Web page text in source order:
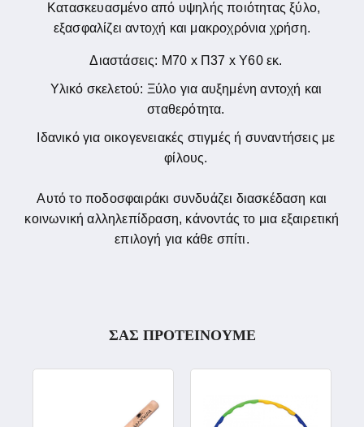
Κατασκευασμένο από υψηλής ποιότητας ξύλο,
εξασφαλίζει αντοχή και μακροχρόνια χρήση.
Διαστάσεις: Μ70 x Π37 x Υ60 εκ.
Υλικό σκελετού: Ξύλο για αυξημένη αντοχή και
σταθερότητα.
Ιδανικό για οικογενειακές στιγμές ή συναντήσεις με
φίλους.
Αυτό το ποδοσφαιράκι συνδυάζει διασκέδαση και
κοινωνική αλληλεπίδραση, κάνοντάς το μια εξαιρετική
επιλογή για κάθε σπίτι.
ΣΑΣ ΠΡΟΤΕΙΝΟΥΜΕ